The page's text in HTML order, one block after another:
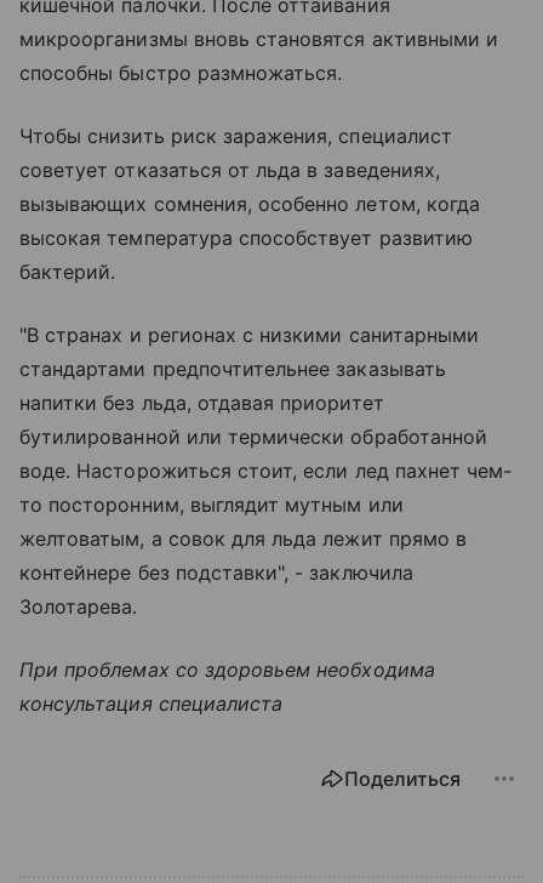
микроорганизмы вновь становятся активными и
способны быстро размножаться.
Чтобы снизить риск заражения, специалист
советует отказаться от льда в заведениях,
вызывающих сомнения, особенно летом, когда
высокая температура способствует развитию
бактерий.
"В странах и регионах с низкими санитарными
стандартами предпочтительнее заказывать
напитки без льда, отдавая приоритет
бутилированной или термически обработанной
воде. Насторожиться стоит, если лед пахнет чем-
то посторонним, выглядит мутным или
желтоватым, а совок для льда лежит прямо в
контейнере без подставки", - заключила
Золотарева.
При проблемах со здоровьем необходима
консультация специалиста
Поделиться